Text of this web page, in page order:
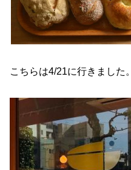
こちらは4/21に行きました。